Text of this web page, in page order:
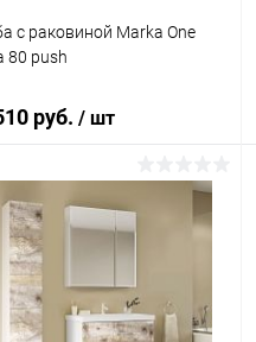
с раковиной Marka One
80 push
руб. / шт
В корзину
Купить в 1 клик
В избранное Под заказ